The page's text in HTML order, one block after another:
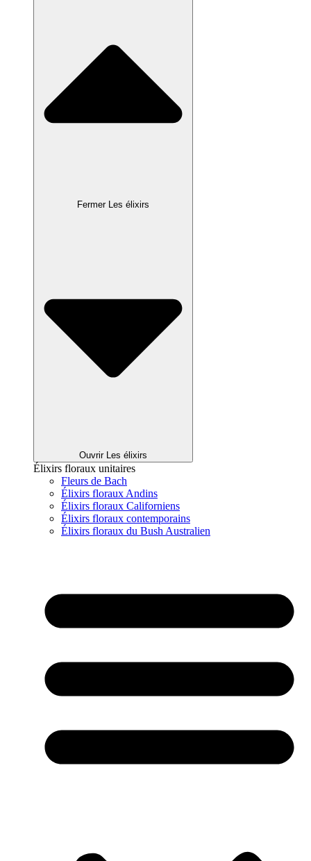
Fermer Les élixirs
Ouvrir Les élixirs
Élixirs floraux unitaires
Fleurs de Bach
Élixirs floraux Andins
Élixirs floraux Californiens
Élixirs floraux contemporains
Élixirs floraux du Bush Australien